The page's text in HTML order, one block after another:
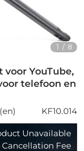
1 / 8
YouTube,
telefoon en
KF10.014
Unavailable
Cancellation Fee